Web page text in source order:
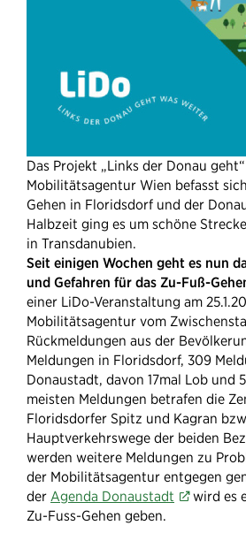
Das Projekt „Links der Donau
Mobilitätsagentur Wien befasst
Gehen in Floridsdorf und der
Halbzeit ging es um schöne
in Transdanubien.
Seit einigen Wochen geht es nun
und Gefahren für das Zu-Fuß-
einer LiDo-Veranstaltung am
Mobilitätsagentur vom
Rückmeldungen aus der
Meldungen in Floridsdorf, 309
Donaustadt, davon 17mal Lob und
meisten Meldungen betrafen die
Floridsdorfer Spitz und Kagran
Hauptverkehrswege der beiden
werden weitere Meldungen zu
der Mobilitätsagentur entgegen
der Agenda Donaustadt
wird es
Zu-Fuss-Gehen geben.